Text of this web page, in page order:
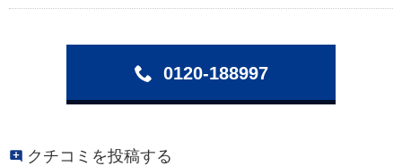
0120-188997
クチコミを投稿する